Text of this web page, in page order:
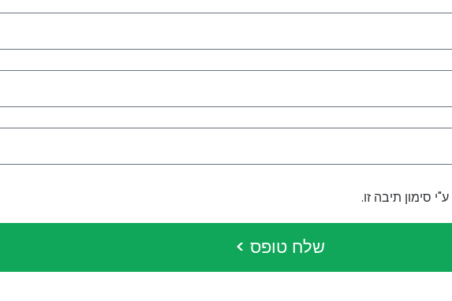
ע"י סימון תיבה זו.
שלח טופס >